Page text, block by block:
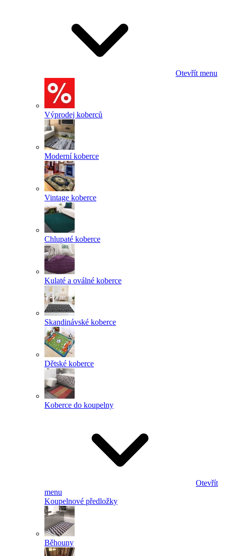
Otevřít menu
Výprodej koberců
Moderní koberce
Vintage koberce
Chlupaté koberce
Kulaté a oválné koberce
Skandinávské koberce
Dětské koberce
Koberce do koupelny
Otevřít
menu
Koupelnové předložky
Běhouny